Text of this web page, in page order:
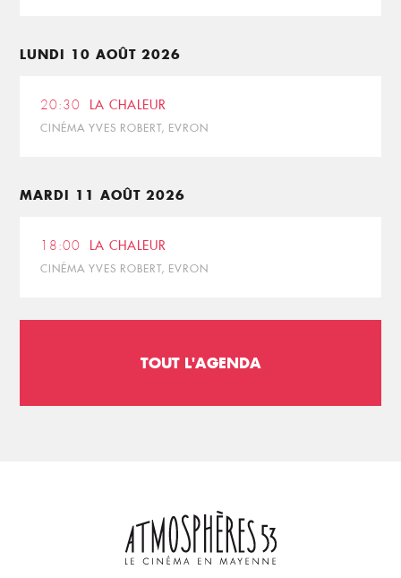
LUNDI 10 AOÛT 2026
20:30 LA CHALEUR
CINÉMA YVES ROBERT, EVRON
MARDI 11 AOÛT 2026
18:00 LA CHALEUR
CINÉMA YVES ROBERT, EVRON
TOUT L'AGENDA